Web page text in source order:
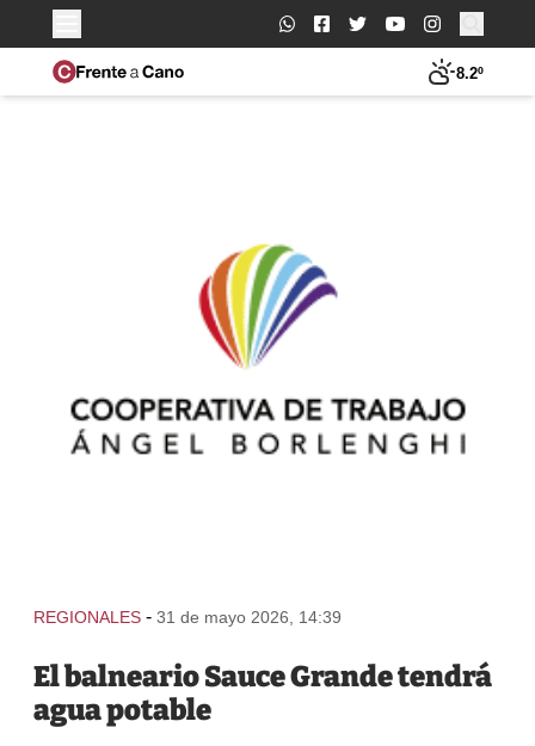
Buscar:
8.2º
REGIONALES - 31 de mayo 2026, 14:39
El balneario Sauce Grande tendrá
agua potable